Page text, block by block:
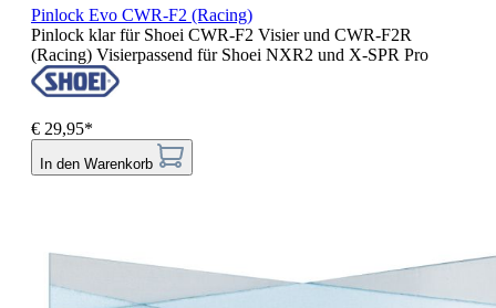
Pinlock Evo CWR-F2 (Racing)
Pinlock klar für Shoei CWR-F2 Visier und CWR-F2R
(Racing) Visierpassend für Shoei NXR2 und X-SPR Pro
€ 29,95*
In den Warenkorb